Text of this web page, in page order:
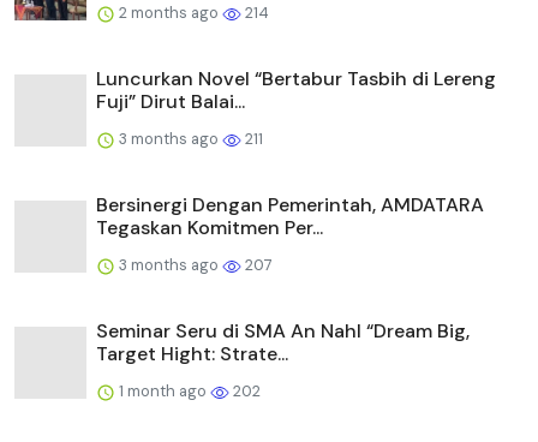
2 months ago 214
Luncurkan Novel “Bertabur Tasbih di Lereng
Fuji” Dirut Balai...
3 months ago 211
Bersinergi Dengan Pemerintah, AMDATARA
Tegaskan Komitmen Per...
3 months ago 207
Seminar Seru di SMA An Nahl “Dream Big,
Target Hight: Strate...
1 month ago 202